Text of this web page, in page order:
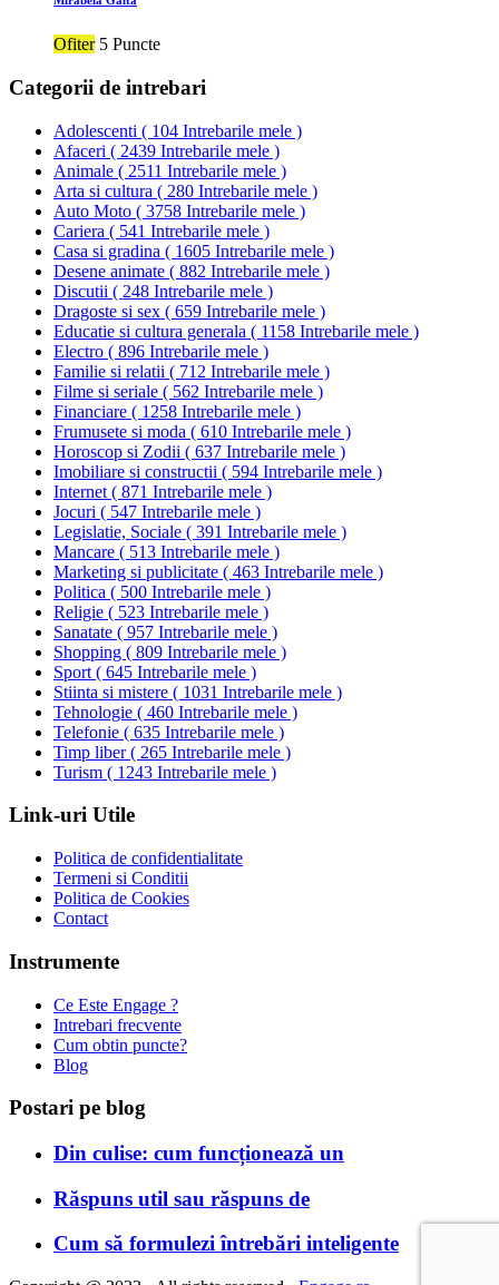
Ofiter 5 Puncte
Categorii de intrebari
Adolescenti ( 104 Intrebarile mele )
Afaceri ( 2439 Intrebarile mele )
Animale ( 2511 Intrebarile mele )
Arta si cultura ( 280 Intrebarile mele )
Auto Moto ( 3758 Intrebarile mele )
Cariera ( 541 Intrebarile mele )
Casa si gradina ( 1605 Intrebarile mele )
Desene animate ( 882 Intrebarile mele )
Discutii ( 248 Intrebarile mele )
Dragoste si sex ( 659 Intrebarile mele )
Educatie si cultura generala ( 1158 Intrebarile mele )
Electro ( 896 Intrebarile mele )
Familie si relatii ( 712 Intrebarile mele )
Filme si seriale ( 562 Intrebarile mele )
Financiare ( 1258 Intrebarile mele )
Frumusete si moda ( 610 Intrebarile mele )
Horoscop si Zodii ( 637 Intrebarile mele )
Imobiliare si constructii ( 594 Intrebarile mele )
Internet ( 871 Intrebarile mele )
Jocuri ( 547 Intrebarile mele )
Legislatie, Sociale ( 391 Intrebarile mele )
Mancare ( 513 Intrebarile mele )
Marketing si publicitate ( 463 Intrebarile mele )
Politica ( 500 Intrebarile mele )
Religie ( 523 Intrebarile mele )
Sanatate ( 957 Intrebarile mele )
Shopping ( 809 Intrebarile mele )
Sport ( 645 Intrebarile mele )
Stiinta si mistere ( 1031 Intrebarile mele )
Tehnologie ( 460 Intrebarile mele )
Telefonie ( 635 Intrebarile mele )
Timp liber( 265 Intrebarile mele )
Turism ( 1243 Intrebarile mele )
Link-uri Utile
Politica de confidentialitate
Termeni si Conditii
Politica de Cookies
Contact
Instrumente
Ce Este Engage ?
Intrebari frecvente
Cum obtin puncte?
Blog
Postari pe blog
Din culise: cum funcționează un
Răspuns util sau răspuns de
Cum să formulezi întrebări inteligente